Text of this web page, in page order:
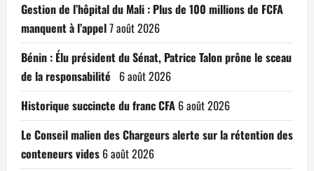
Gestion de l’hôpital du Mali : Plus de 100 millions de FCFA
manquent à l’appel7 août 2026
Bénin : Élu président du Sénat, Patrice Talon prône le sceau
de la responsabilité 6 août 2026
Historique succincte du franc CFA 6 août 2026
Le Conseil malien des Chargeurs alerte sur la rétention des
conteneurs vides 6 août 2026